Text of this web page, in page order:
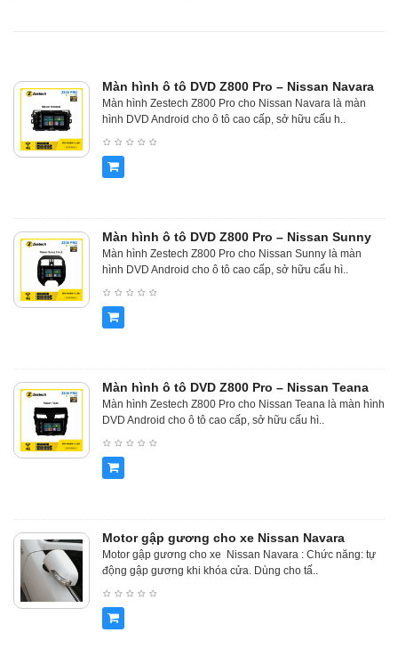
Màn hình ô tô DVD Z800 Pro – Nissan Navara
Màn hình Zestech Z800 Pro cho Nissan Navara là màn
hình DVD Android cho ô tô cao cấp, sở hữu cấu h..
Màn hình ô tô DVD Z800 Pro – Nissan Sunny
Màn hình Zestech Z800 Pro cho Nissan Sunny là màn
hình DVD Android cho ô tô cao cấp, sở hữu cấu hì..
Màn hình ô tô DVD Z800 Pro – Nissan Teana
Màn hình Zestech Z800 Pro cho Nissan Teana là màn hình
DVD Android cho ô tô cao cấp, sở hữu cấu hì..
Motor gập gương cho xe Nissan Navara
Motor gập gương cho xe Nissan Navara : Chức năng: tự
động gập gương khi khóa cửa. Dùng cho tấ..